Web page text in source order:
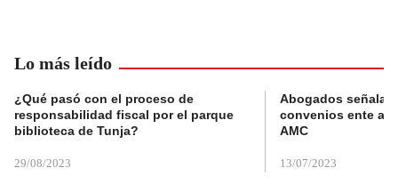
Lo más leído
¿Qué pasó con el proceso de
responsabilidad fiscal por el parque
biblioteca de Tunja?
29/08/2023
Abogados
convenios ente
AMC
13/07/2023